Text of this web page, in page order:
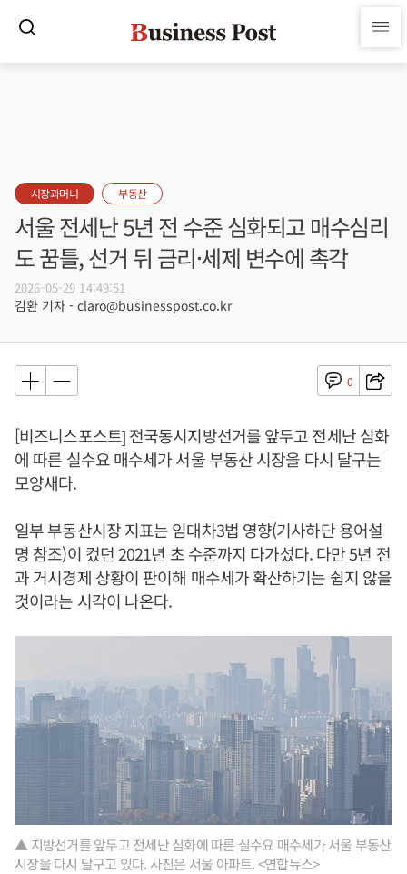
시장과머니 부동산
서울 전세난 5년 전 수준 심화되고 매수심리
도 꿈틀, 선거 뒤 금리·세제 변수에 촉각
2026-05-29 14:49:51
김환 기자 - claro@businesspost.co.kr
0
[비즈니스포스트] 전국동시지방선거를 앞두고 전세난 심화
에 따른 실수요 매수세가 서울 부동산 시장을 다시 달구는
모양새다.
일부 부동산시장 지표는 임대차3법 영향(기사하단 용어설
명 참조)이 컸던 2021년 초 수준까지 다가섰다. 다만 5년 전
과 거시경제 상황이 판이해 매수세가 확산하기는 쉽지 않을
것이라는 시각이 나온다.
▲ 지방선거를 앞두고 전세난 심화에 따른 실수요 매수세가 서울 부동산
시장을 다시 달구고 있다. 사진은 서울 아파트. <연합뉴스>